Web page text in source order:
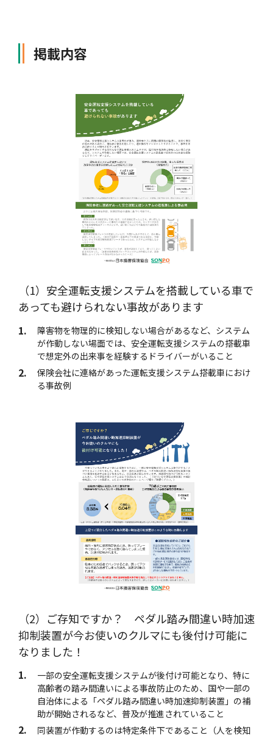
個人賠償責任保険
所在地（本部・支部）
会員会社等一覧
医療研修
協会ニュースリリース
協会からのお知らせ
損害保険の相談窓口
他の紛争解決機関等
掲載内容
（1）安全運転支援システムを搭載している車で
あっても避けられない事故があります
1.
障害物を物理的に検知しない場合があるなど、システム
が作動しない場面では、安全運転支援システムの搭載車
で想定外の出来事を経験するドライバーがいること
2.
保険会社に連絡があった運転支援システム搭載車におけ
る事故例
（2）ご存知ですか？ ペダル踏み間違い時加速
抑制装置が今お使いのクルマにも後付け可能に
なりました！
1.
一部の安全運転支援システムが後付け可能となり、特に
高齢者の踏み間違いによる事故防止のため、国や一部の
自治体による「ペダル踏み間違い時加速抑制装置」の補
助が開始されるなど、普及が推進されていること
2.
同装置が作動するのは特定条件下であること（人を検知